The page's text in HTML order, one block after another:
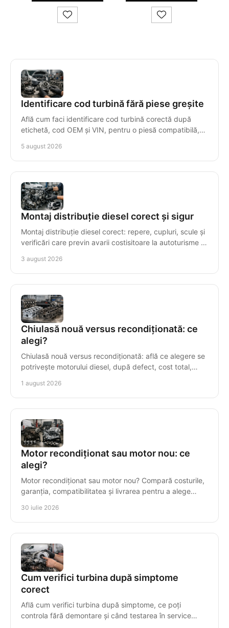
Identificare cod turbină fără piese greșite
Află cum faci identificare cod turbină corectă după
etichetă, cod OEM și VIN, pentru o piesă compatibilă,
5 august 2026
Montaj distribuție diesel corect și sigur
Montaj distribuție diesel corect: repere, cupluri, scule și
verificări care previn avarii costisitoare la autoturisme și
3 august 2026
Chiulasă nouă versus recondiționată: ce
alegi?
Chiulasă nouă versus recondiționată: află ce alegere se
potrivește motorului diesel, după defect, cost total,
1 august 2026
Motor recondiționat sau motor nou: ce
alegi?
Motor recondiționat sau motor nou? Compară costurile,
garanția, compatibilitatea și livrarea pentru a alege
30 iulie 2026
Cum verifici turbina după simptome
corect
Află cum verifici turbina după simptome, ce poți
controla fără demontare și când testarea în service